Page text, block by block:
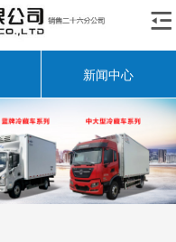

新闻中心